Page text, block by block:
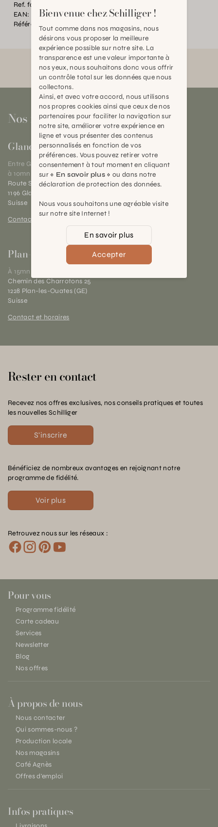
Ref. fournisseur:
EAN:
2000000359127
Référence:
BT.P21228.0000.0000.0000
Nos magasins
Gland
Entre Genève et Lausanne,
à 10mn de Nyon
Route Suisse 40
1196 Gland (VD)
Suisse
Contact et horaires
Plan-les-Ouates
À 15mn du centre de Genève
Chemin des Charrotons 25
1228 Plan-les-Ouates (GE)
Suisse
Contact et horaires
Rester en contact
Recevez nos offres exclusives, nos conseils pratiques et toutes
les nouvelles Schilliger
S'inscrire
Bénéficiez de nombreux avantages en rejoignant notre
programme de fidélité.
Voir plus
Retrouvez nous sur les réseaux :
Pour vous
Programme fidélité
Carte cadeau
Services
Newsletter
Blog
Nos offres
À propos de nous
Nous contacter
Qui sommes-nous ?
Production locale
Nos magasins
Café Agnès
Offres d'emploi
Infos pratiques
Bienvenue chez Schilliger !
Tout comme dans nos magasins, nous
désirons vous proposer la meilleure
expérience possible sur notre site. La
transparence est une valeur importante à
nos yeux, nous souhaitons donc vous offrir
un contrôle total sur les données que nous
collectons.
Ainsi, et avec votre accord, nous utilisons
nos propres cookies ainsi que ceux de nos
partenaires pour faciliter la navigation sur
notre site, améliorer votre expérience en
ligne et vous présenter des contenus
personnalisés en fonction de vos
préférences. Vous pouvez retirer votre
consentement à tout moment en cliquant
sur « En savoir plus » ou dans notre
déclaration de protection des données.
Nous vous souhaitons une agréable visite
sur notre site Internet !
En savoir plus
Accepter